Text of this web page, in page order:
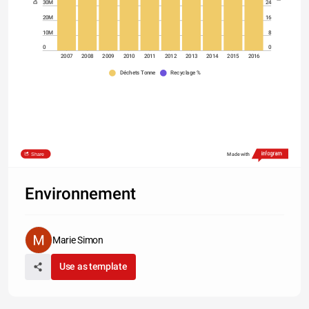
0
10M
20M
30M
0
8
16
24
2007 2008 2009 2010 2011 2012 2013 2014 2015 2016
Déchets Tonne Recyclage %
Share Made with
Environnement
Marie Simon
Use as template